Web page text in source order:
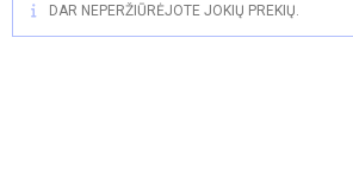
DAR NEPERŽIŪRĖJOTE JOKIŲ PREKIŲ.